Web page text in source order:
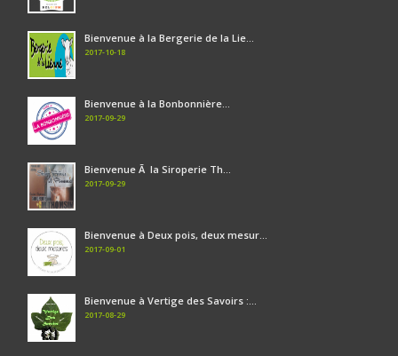
Bienvenue à la Bergerie de la Lie...
2017-10-18
Bienvenue à la Bonbonnière...
2017-09-29
Bienvenue Ã la Siroperie Th...
2017-09-29
Bienvenue à Deux pois, deux mesur...
2017-09-01
Bienvenue à Vertige des Savoirs :...
2017-08-29